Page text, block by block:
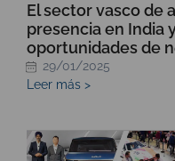
El sector vasco de
presencia en India
oportunidades de
29/01/2025
Leer más >